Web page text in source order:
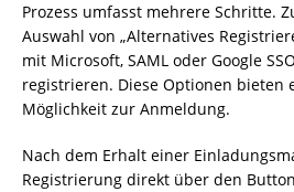
Prozess umfasst mehrere Schritte.
Auswahl von „Alternatives
mit Microsoft, SAML oder Google
registrieren. Diese Optionen bieten
Möglichkeit zur Anmeldung.
Nach dem Erhalt einer
Registrierung direkt über den